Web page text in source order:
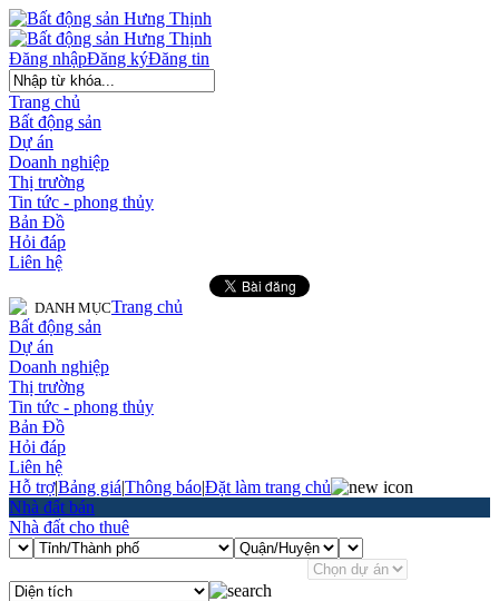
Đăng ký
Đăng nhập Đăng tin
Trang chủ
Bất động sản
Dự án
Doanh nghiệp
Thị trường
Tin tức - phong thủy
Bản Đồ
Hỏi đáp
Liên hệ
DANH MỤCTrang chủ
Bất động sản
Dự án
Doanh nghiệp
Thị trường
Tin tức - phong thủy
Bản Đồ
Hỏi đáp
Liên hệ
Hỗ trợ|Bảng giá|Thông báo|Đặt làm trang chủ
Nhà đất bán
Nhà đất cho thuê